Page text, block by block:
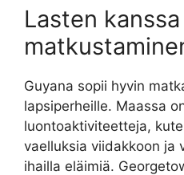
Lasten kanssa
Guyana sopii hyvin
lapsiperheille. Maassa
luontoaktiviteetteja,
vaelluksia viidakkoon ja
ihailla eläimiä.